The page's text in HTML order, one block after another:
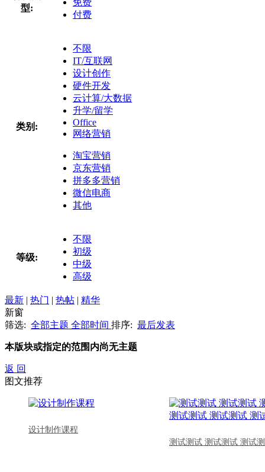
型:
付费
类别:
不限
IT/互联网
设计创作
硬件开发
云计算/大数据
升学/留学
Office
网络营销
淘宝营销
京东营销
拼多多营销
微信电商
其他
等级:
不限
初级
中级
高级
最新 | 热门 | 热帖 | 精华
新窗
筛选: 全部主题 全部时间 排序: 最后发表
本版块或指定的范围内尚无主题
返 回
图文推荐
设计制作课程
测试测试 测试测试 测试